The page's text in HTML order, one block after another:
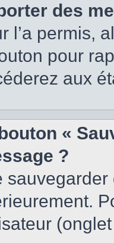
des
l’a permis,
pour
aux
«
?